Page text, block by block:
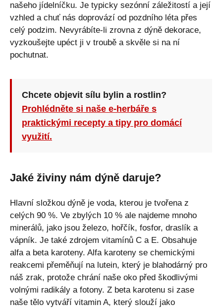
našeho jídelníčku. Je typicky sezónní záležitostí a její
vzhled a chuť nás doprovází od pozdního léta přes
celý podzim. Nevyrábíte-li zrovna z dýně dekorace,
vyzkoušejte upéct ji v troubě a skvěle si na ní
pochutnat.
Chcete objevit sílu bylin a rostlin?
Prohlédněte si naše e-herbáře s
praktickými recepty a tipy pro domácí
využití.
Jaké živiny nám dýně daruje?
Hlavní složkou dýně je voda, kterou je tvořena z
celých 90 %. Ve zbylých 10 % ale najdeme mnoho
minerálů, jako jsou železo, hořčík, fosfor, draslík a
vápník. Je také zdrojem vitamínů C a E. Obsahuje
alfa a beta karoteny. Alfa karoteny se chemickými
reakcemi přeměňují na lutein, který je blahodárný pro
náš zrak, protože chrání naše oko před škodlivými
volnými radikály a fotony. Z beta karotenu si zase
naše tělo vytváří vitamin A, který slouží jako